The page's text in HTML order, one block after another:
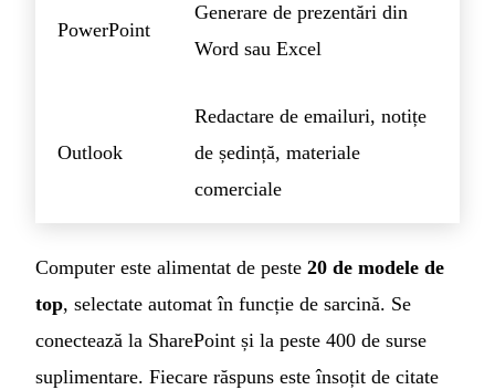
PowerPoint
Generare de prezentări din
Word sau Excel
Outlook
Redactare de emailuri, notițe
de ședință, materiale
comerciale
Computer este alimentat de peste 20 de modele de
top, selectate automat în funcție de sarcină. Se
conectează la SharePoint și la peste 400 de surse
suplimentare. Fiecare răspuns este însoțit de citate